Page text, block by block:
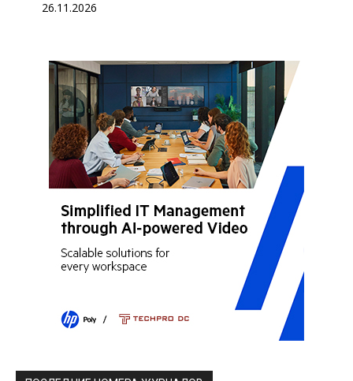
26.11.2026